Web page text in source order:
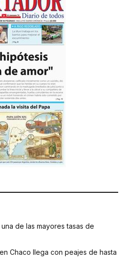
de las mayores tasas de
Chaco llega con peajes de hasta